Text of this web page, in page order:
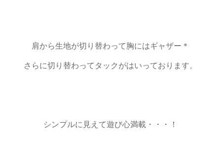
肩から生地が切り替わって胸にはギャザー＊
さらに切り替わってタックがはいっております。
シンプルに見えて遊び心満載・・・！